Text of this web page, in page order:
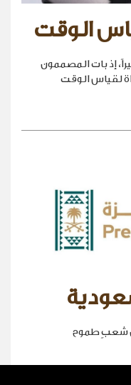
الوقت
إذ بات المصممون
لقياس الوقت
شعبٍ طموح